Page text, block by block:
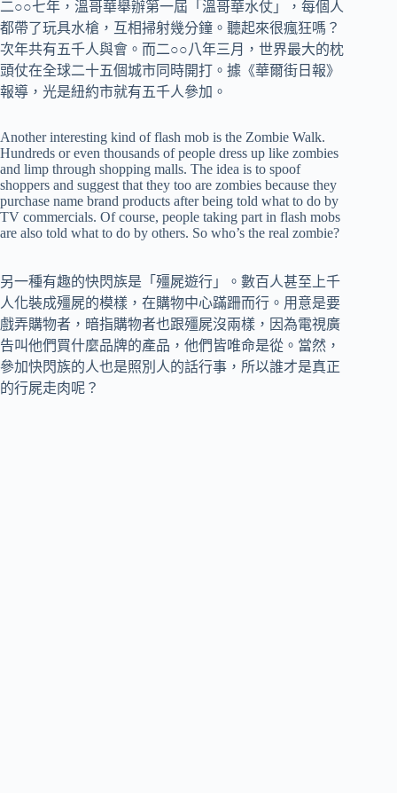
二○○七年，溫哥華舉辦第一屆「溫哥華水仗」，每個人
都帶了玩具水槍，互相掃射幾分鐘。聽起來很瘋狂嗎？
次年共有五千人與會。而二○○八年三月，世界最大的枕
頭仗在全球二十五個城市同時開打。據《華爾街日報》
報導，光是紐約市就有五千人參加。
Another interesting kind of flash mob is the Zombie Walk.
Hundreds or even thousands of people dress up like zombies
and limp through shopping malls. The idea is to spoof
shoppers and suggest that they too are zombies because they
purchase name brand products after being told what to do by
TV commercials. Of course, people taking part in flash mobs
are also told what to do by others. So who’s the real zombie?
另一種有趣的快閃族是「殭屍遊行」。數百人甚至上千
人化裝成殭屍的模樣，在購物中心蹣跚而行。用意是要
戲弄購物者，暗指購物者也跟殭屍沒兩樣，因為電視廣
告叫他們買什麼品牌的產品，他們皆唯命是從。當然，
參加快閃族的人也是照別人的話行事，所以誰才是真正
的行屍走肉呢？